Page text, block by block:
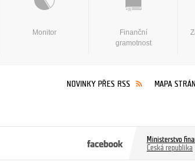
Monitor
Finanční
gramotnost
NOVINKY PŘES RSS MAPA
Ministerstvo
Česká republika